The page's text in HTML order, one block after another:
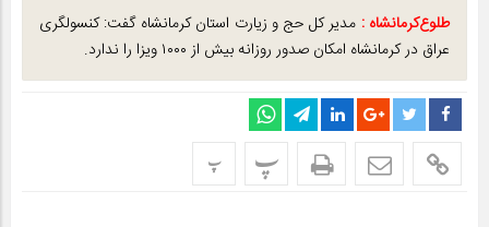
طلوع‌‌کرمانشاه : مدیر کل حج و زیارت استان کرمانشاه گفت: کنسولگری
عراق در کرمانشاه امکان صدور روزانه بیش از ۱۰۰۰ ویزا را ندارد.
پ پ